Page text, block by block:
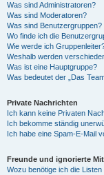
Was sind Administratoren?
Was sind Moderatoren?
Was sind Benutzergruppen?
Wo finde ich die
Wie werde ich
Weshalb werden
Was ist eine Hauptgruppe?
Was bedeutet der „Das
Private Nachrichten
Ich kann keine Privaten
Ich bekomme ständig
Ich habe eine Spam-E-Mail
Freunde und ignorierte
Wozu benötige ich die